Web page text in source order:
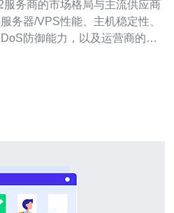
务器/VPS性能、主机稳定性、
防御能力，以及运营商的网
在越南线路质量、CN2直连能